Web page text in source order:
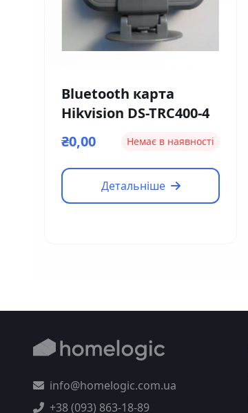
Bluetooth карта
Hikvision DS-TRC400-4
₴0,00
Немає в наявності
Детальніше
info@homelogic.com.ua
+38 (093) 863-18-89